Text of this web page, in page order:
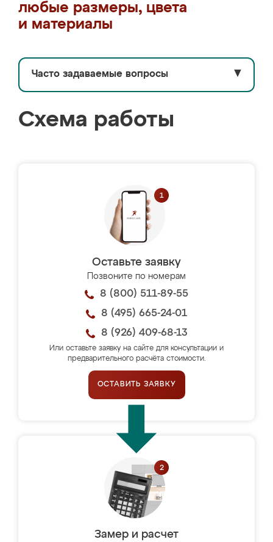
любые размеры, цвета
и материалы
Часто задаваемые вопросы ▼
Схема работы
Оставьте заявку
Позвоните по номерам
8 (800) 511-89-55
8 (495) 665-24-01
8 (926) 409-68-13
Или оставьте заявку на сайте для консультации и
предварительного расчёта стоимости.
ОСТАВИТЬ ЗАЯВКУ
Замер и расчет